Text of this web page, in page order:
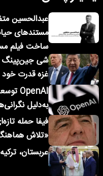
عبدالحسین
مستندهای
ساخت فیلم
شی جین‌پینگ
غزه قدرت خود
به‌دلیل
فیفا حمله
«تلاش
عربستان،